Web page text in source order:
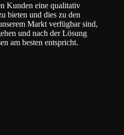
Kunden eine qualitativ
bieten und dies zu den
Markt verfügbar sind,
und nach der Lösung
am besten entspricht.